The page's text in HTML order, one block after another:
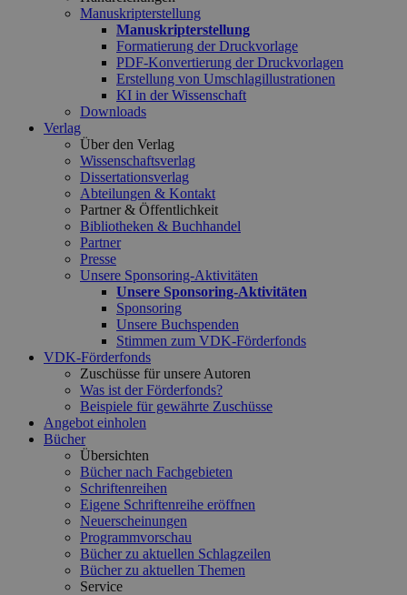
Manuskripterstellung
Manuskripterstellung
Formatierung der Druckvorlage
PDF-Konvertierung der Druckvorlagen
Erstellung von Umschlagillustrationen
KI in der Wissenschaft
Downloads
Verlag
Über den Verlag
Wissenschaftsverlag
Dissertationsverlag
Abteilungen & Kontakt
Partner & Öffentlichkeit
Bibliotheken & Buchhandel
Partner
Presse
Unsere Sponsoring-Aktivitäten
Unsere Sponsoring-Aktivitäten
Sponsoring
Unsere Buchspenden
Stimmen zum VDK-Förderfonds
VDK-Förderfonds
Zuschüsse für unsere Autoren
Was ist der Förderfonds?
Beispiele für gewährte Zuschüsse
Angebot einholen
Bücher
Übersichten
Bücher nach Fachgebieten
Schriftenreihen
Eigene Schriftenreihe eröffnen
Neuerscheinungen
Programmvorschau
Bücher zu aktuellen Schlagzeilen
Bücher zu aktuellen Themen
Service